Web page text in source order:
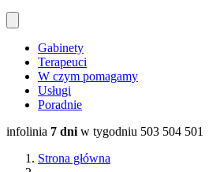
Gabinety
Terapeuci
W czym pomagamy
Usługi
Poradnie
infolinia 7 dni w tygodniu 503 504 501
Strona główna